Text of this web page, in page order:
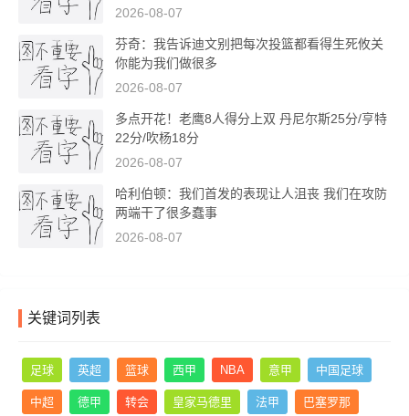
2026-08-07
芬奇：我告诉迪文别把每次投篮都看得生死攸关
你能为我们做很多
2026-08-07
多点开花！老鹰8人得分上双 丹尼尔斯25分/亨特
22分/吹杨18分
2026-08-07
哈利伯顿：我们首发的表现让人沮丧 我们在攻防
两端干了很多蠢事
2026-08-07
关键词列表
足球 英超 篮球 西甲 NBA 意甲 中国足球
中超 德甲 转会 皇家马德里 法甲 巴塞罗那